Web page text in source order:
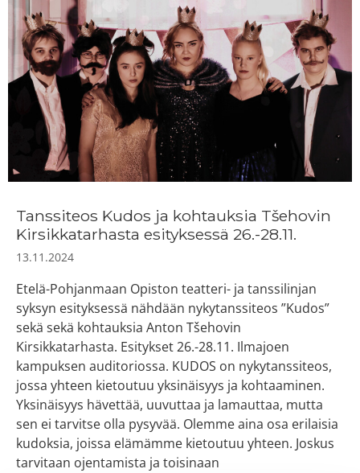
Tanssiteos Kudos ja kohtauksia Tšehovin
Kirsikkatarhasta esityksessä 26.-28.11.
13.11.2024
Etelä-Pohjanmaan Opiston teatteri- ja tanssilinjan
syksyn esityksessä nähdään nykytanssiteos ”Kudos”
sekä sekä kohtauksia Anton Tšehovin
Kirsikkatarhasta. Esitykset 26.-28.11. Ilmajoen
kampuksen auditoriossa. KUDOS on nykytanssiteos,
jossa yhteen kietoutuu yksinäisyys ja kohtaaminen.
Yksinäisyys hävettää, uuvuttaa ja lamauttaa, mutta
sen ei tarvitse olla pysyvää. Olemme aina osa erilaisia
kudoksia, joissa elämämme kietoutuu yhteen. Joskus
tarvitaan ojentamista ja toisinaan